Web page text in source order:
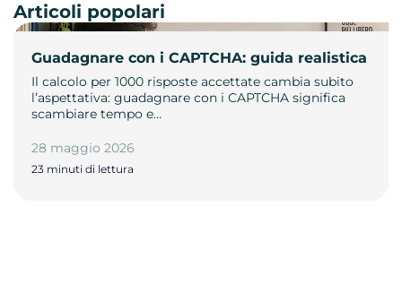
Guadagnare con i CAPTCHA: guida realistica
Il calcolo per 1000 risposte accettate cambia subito
l’aspettativa: guadagnare con i CAPTCHA significa
scambiare tempo e…
28 maggio 2026
23 minuti di lettura
Articoli popolari